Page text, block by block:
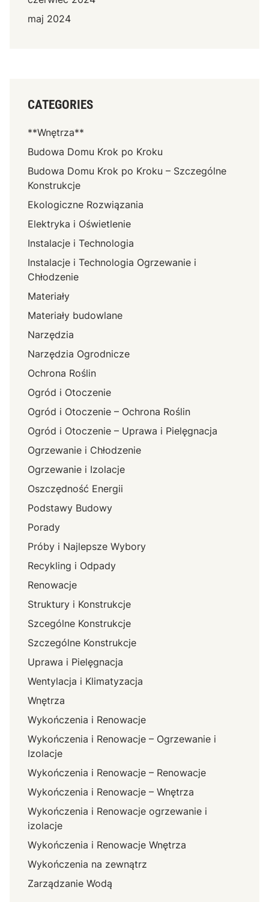
maj 2024
CATEGORIES
**Wnętrza**
Budowa Domu Krok po Kroku
Budowa Domu Krok po Kroku – Szczególne
Konstrukcje
Ekologiczne Rozwiązania
Elektryka i Oświetlenie
Instalacje i Technologia
Instalacje i Technologia Ogrzewanie i
Chłodzenie
Materiały
Materiały budowlane
Narzędzia
Narzędzia Ogrodnicze
Ochrona Roślin
Ogród i Otoczenie
Ogród i Otoczenie – Ochrona Roślin
Ogród i Otoczenie – Uprawa i Pielęgnacja
Ogrzewanie i Chłodzenie
Ogrzewanie i Izolacje
Oszczędność Energii
Podstawy Budowy
Porady
Próby i Najlepsze Wybory
Recykling i Odpady
Renowacje
Struktury i Konstrukcje
Szcególne Konstrukcje
Szczególne Konstrukcje
Uprawa i Pielęgnacja
Wentylacja i Klimatyzacja
Wnętrza
Wykończenia i Renowacje
Wykończenia i Renowacje – Ogrzewanie i
Izolacje
Wykończenia i Renowacje – Renowacje
Wykończenia i Renowacje – Wnętrza
Wykończenia i Renowacje ogrzewanie i
izolacje
Wykończenia i Renowacje Wnętrza
Wykończenia na zewnątrz
Zarządzanie Wodą